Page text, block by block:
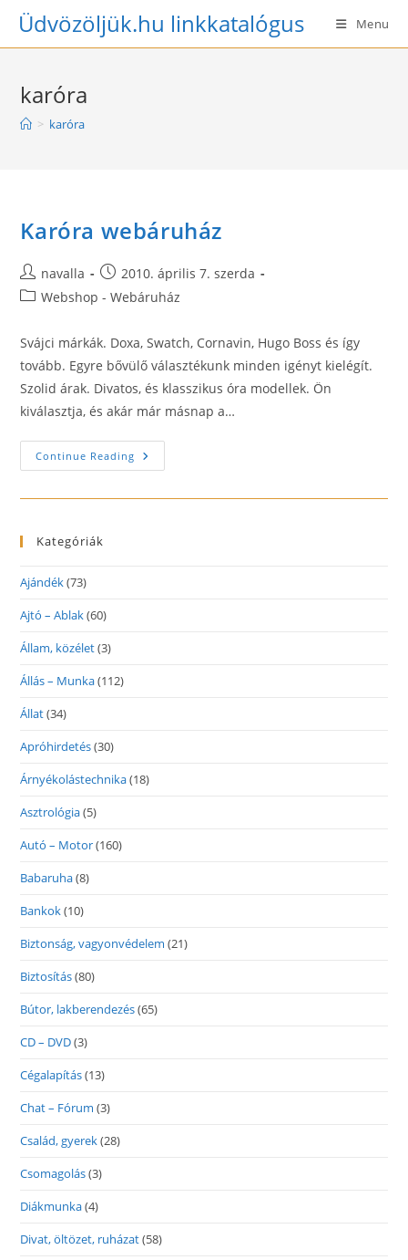
SkipÜdvözöljük.hu linkkatalógus Menu
karóra
> karóra
Karóra webáruház
Post
author:
navalla
Post
published:
2010. április 7. szerda
PostWebshop - Webáruház
Svájci márkák. Doxa, Swatch, Cornavin, Hugo Boss és így
tovább. Egyre bővülő választékunk minden igényt kielégít.
Szolid árak. Divatos, és klasszikus óra modellek. Ön
kiválasztja, és akár már másnap a…
Continue Reading Karóra
Webáruház
Kategóriák
Ajándék(73)
Ajtó – Ablak(60)
Állam, közélet(3)
Állás – Munka(112)
Állat(34)
Apróhirdetés(30)
Árnyékolástechnika(18)
Asztrológia(5)
Autó – Motor(160)
Babaruha(8)
Bankok(10)
Biztonság, vagyonvédelem (21)
Biztosítás(80)
Bútor, lakberendezés(65)
CD – DVD(3)
Cégalapítás(13)
Chat – Fórum (3)
Család, gyerek(28)
Csomagolás(3)
Diákmunka(4)
Divat, öltözet, ruházat(58)